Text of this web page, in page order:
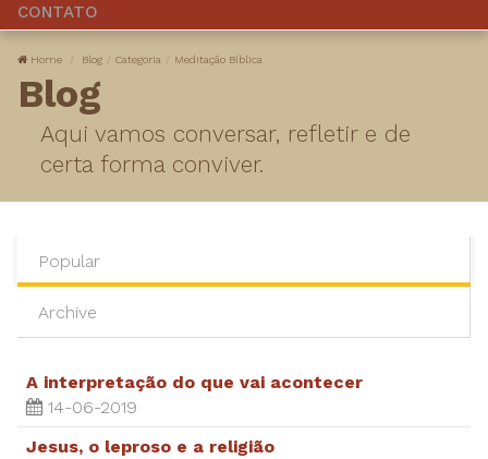
CONTATO
Home Blog Categoria Meditação Bíblica
Blog
Aqui vamos conversar, refletir e de
certa forma conviver.
Popular
Archive
A interpretação do que vai acontecer
14-06-2019
Jesus, o leproso e a religião